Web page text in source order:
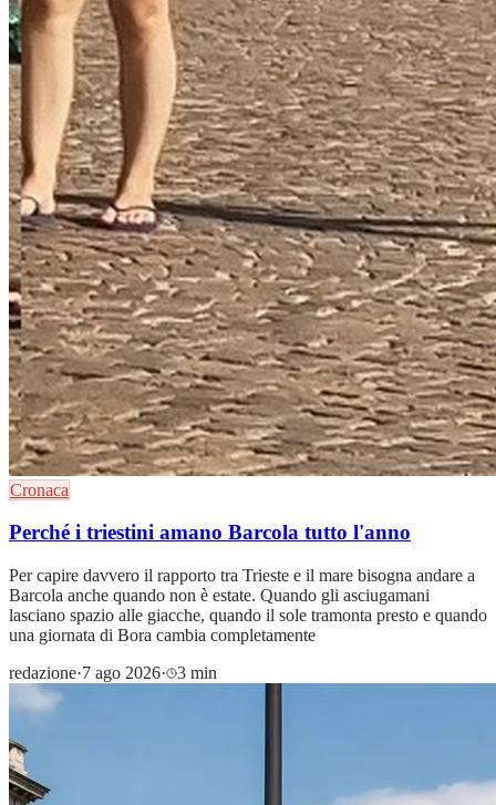
Cronaca
Perché i triestini amano Barcola tutto l'anno
Per capire davvero il rapporto tra Trieste e il mare bisogna andare a
Barcola anche quando non è estate. Quando gli asciugamani
lasciano spazio alle giacche, quando il sole tramonta presto e quando
una giornata di Bora cambia completamente
redazione·7 ago 2026· 3 min